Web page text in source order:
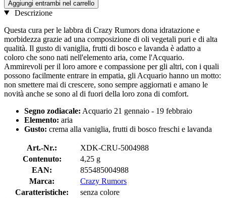
Aggiungi entrambi nel carrello
Descrizione
Questa cura per le labbra di Crazy Rumors dona idratazione e
morbidezza grazie ad una composizione di oli vegetali puri e di alta
qualità. Il gusto di vaniglia, frutti di bosco e lavanda è adatto a
coloro che sono nati nell'elemento aria, come l'Acquario.
Ammirevoli per il loro amore e compassione per gli altri, con i quali
possono facilmente entrare in empatia, gli Acquario hanno un motto:
non smettere mai di crescere, sono sempre aggiornati e amano le
novità anche se sono al di fuori della loro zona di comfort.
Segno zodiacale: Acquario 21 gennaio - 19 febbraio
Elemento: aria
Gusto: crema alla vaniglia, frutti di bosco freschi e lavanda
Art.-Nr.:
XDK-CRU-5004988
Contenuto:
4,25 g
EAN:
855485004988
Marca:
Crazy Rumors
Caratteristiche:
senza colore